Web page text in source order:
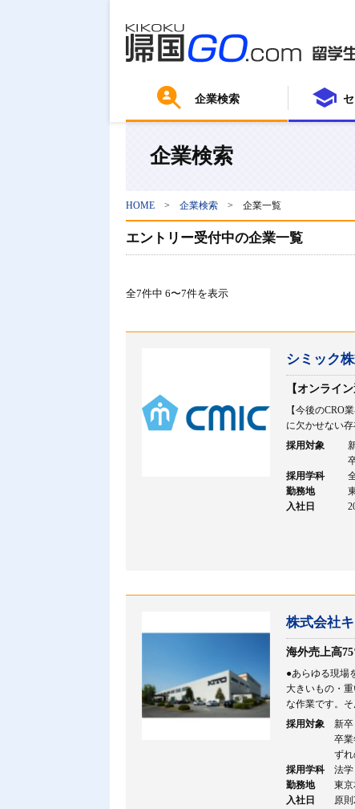
企業検索
企業検索
HOME > 企業検索 > 企業一覧
エントリー受付中の企業一覧
全7件中 6〜7件を表示
シミック
【オンライ
【今後のCRO
に欠かせない
採用対象
採用学科
勤務地
入社日
株式会社
海外売上高
●あらゆる現場
大きいもの・
な作業です。そ
採用対象
新卒
卒
ず
採用学科
法学
勤務地
東
入社日
原